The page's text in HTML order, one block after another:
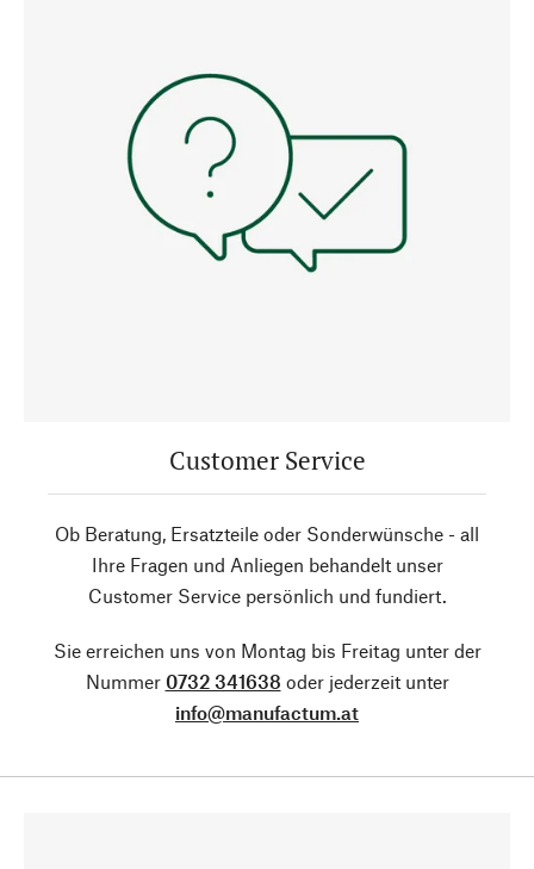
Customer Service
Ob Beratung, Ersatzteile oder Sonderwünsche - all
Ihre Fragen und Anliegen behandelt unser
Customer Service persönlich und fundiert.
Sie erreichen uns von Montag bis Freitag unter der
Nummer 0732 341638 oder jederzeit unter
info@manufactum.at